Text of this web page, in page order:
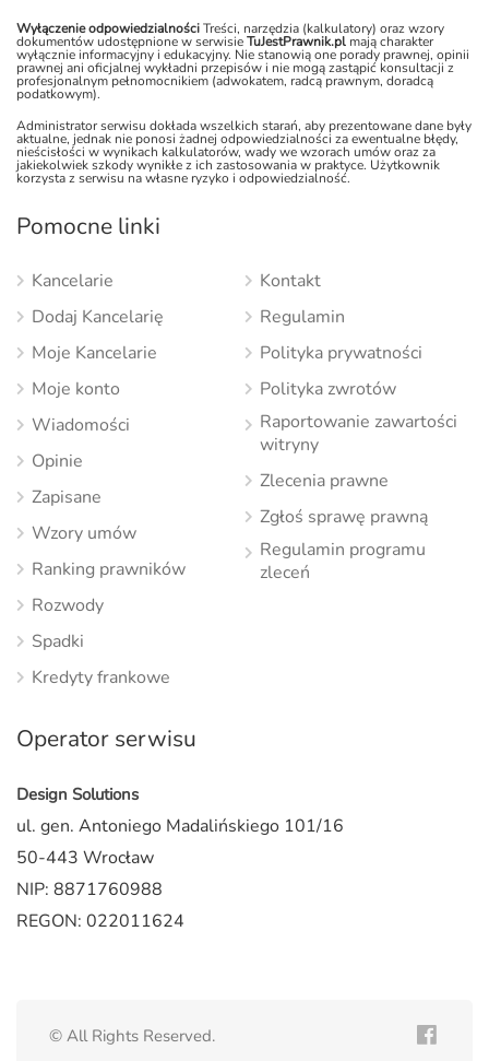
Wyłączenie odpowiedzialnościTreści, narzędzia (kalkulatory) oraz wzory
dokumentów udostępnione w serwisieTuJestPrawnik.pl mają charakter
wyłącznie informacyjny i edukacyjny. Nie stanowią one porady prawnej, opinii
prawnej ani oficjalnej wykładni przepisów i nie mogą zastąpić konsultacji z
profesjonalnym pełnomocnikiem (adwokatem, radcą prawnym, doradcą
podatkowym).
Administrator serwisu dokłada wszelkich starań, aby prezentowane dane były
aktualne, jednak nie ponosi żadnej odpowiedzialności za ewentualne błędy,
nieścisłości w wynikach kalkulatorów, wady we wzorach umów oraz za
jakiekolwiek szkody wynikłe z ich zastosowania w praktyce. Użytkownik
korzysta z serwisu na własne ryzyko i odpowiedzialność.
Pomocne linki
Kancelarie
Dodaj Kancelarię
Moje Kancelarie
Moje konto
Wiadomości
Opinie
Zapisane
Wzory umów
Ranking prawników
Rozwody
Spadki
Kredyty frankowe
Kontakt
Regulamin
Polityka prywatności
Polityka zwrotów
Raportowanie zawartości
witryny
Zlecenia prawne
Zgłoś sprawę prawną
Regulamin programu
zleceń
Operator serwisu
Design Solutions
ul. gen. Antoniego Madalińskiego 101/16
50-443 Wrocław
NIP: 8871760988
REGON: 022011624
© All Rights Reserved.